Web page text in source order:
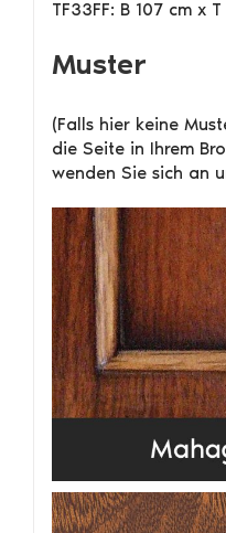
TF33FF: B 107 cm x
Muster
(Falls hier keine
die Seite in Ihrem
wenden Sie sich an